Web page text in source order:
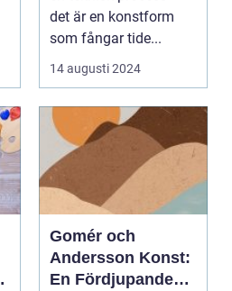
det är en konstform
som fångar tide...
14 augusti 2024
Gomér och
Andersson Konst:
En Fördjupande